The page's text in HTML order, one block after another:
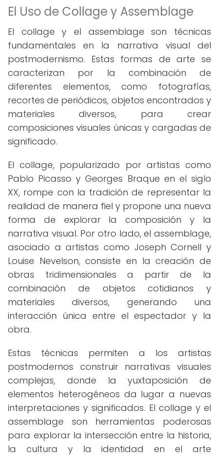
El Uso de Collage y Assemblage
El collage y el assemblage son técnicas
fundamentales en la narrativa visual del
postmodernismo. Estas formas de arte se
caracterizan por la combinación de
diferentes elementos, como fotografías,
recortes de periódicos, objetos encontrados y
materiales diversos, para crear
composiciones visuales únicas y cargadas de
significado.
El collage, popularizado por artistas como
Pablo Picasso y Georges Braque en el siglo
XX, rompe con la tradición de representar la
realidad de manera fiel y propone una nueva
forma de explorar la composición y la
narrativa visual. Por otro lado, el assemblage,
asociado a artistas como Joseph Cornell y
Louise Nevelson, consiste en la creación de
obras tridimensionales a partir de la
combinación de objetos cotidianos y
materiales diversos, generando una
interacción única entre el espectador y la
obra.
Estas técnicas permiten a los artistas
postmodernos construir narrativas visuales
complejas, donde la yuxtaposición de
elementos heterogéneos da lugar a nuevas
interpretaciones y significados. El collage y el
assemblage son herramientas poderosas
para explorar la intersección entre la historia,
la cultura y la identidad en el arte